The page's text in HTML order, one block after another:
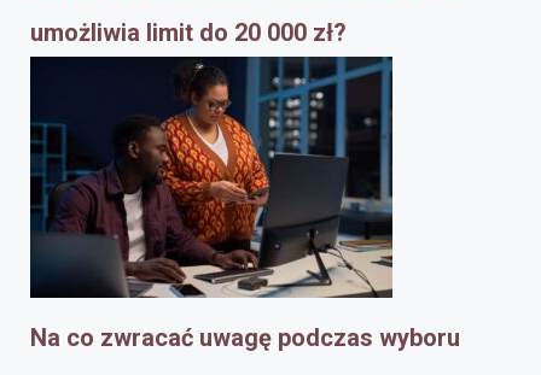
umożliwia limit do 20 000 zł?
Na co zwracać uwagę podczas wyboru